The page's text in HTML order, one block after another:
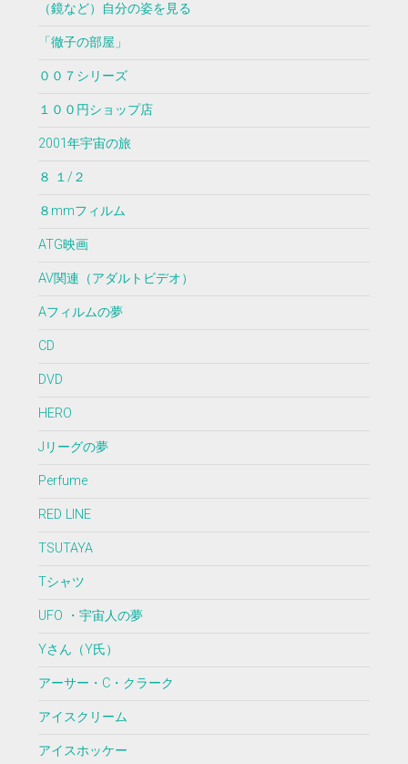
（鏡など）自分の姿を見る
「徹子の部屋」
００７シリーズ
１００円ショップ店
2001年宇宙の旅
８ １/２
８mmフィルム
ATG映画
AV関連（アダルトビデオ）
Aフィルムの夢
CD
DVD
HERO
Jリーグの夢
Perfume
RED LINE
TSUTAYA
Tシャツ
UFO ・宇宙人の夢
Yさん（Y氏）
アーサー・C・クラーク
アイスクリーム
アイスホッケー